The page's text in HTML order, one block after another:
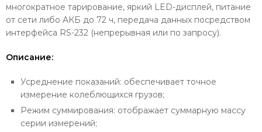
многократное тарирование, яркий LED-дисплей, питание
от сети либо АКБ до 72 ч, передача данных посредством
интерфейса RS-232 (непрерывная или по запросу).
Описание:
Усреднение показаний: обеспечивает точное
измерение колеблющихся грузов;
Режим суммирования: отображает суммарную массу
серии измерений;